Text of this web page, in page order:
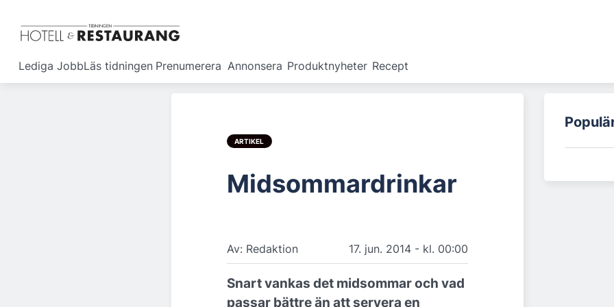
Lediga JobbLäs tidningen Prenumerera Annonsera Produktnyheter Recept
ARTIKEL
Midsommardrinkar
Av: Redaktion 17. jun. 2014 - kl. 00:00
Snart vankas det midsommar och vad
passar bättre än att servera en